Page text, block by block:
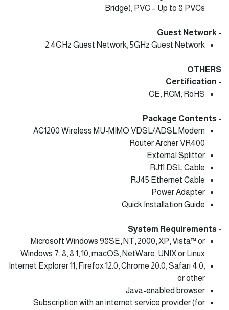
Bridge), PVC – Up to 8 PVCs
- Guest Network
2.4GHz Guest Network, 5GHz Guest Network
OTHERS
- Certification
CE, RCM, RoHS
- Package Contents
AC1200 Wireless MU-MIMO VDSL/ADSL Modem
Router Archer VR400
External Splitter
RJ11 DSL Cable
RJ45 Ethernet Cable
Power Adapter
Quick Installation Guide
- System Requirements
Microsoft Windows 98SE, NT, 2000, XP, Vista™ or
Windows 7, 8, 8.1, 10, macOS, NetWare, UNIX or Linux
Internet Explorer 11, Firefox 12.0, Chrome 20.0, Safari 4.0,
or other
Java-enabled browser
Subscription with an internet service provider (for